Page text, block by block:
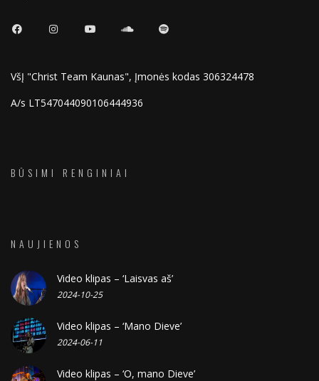
VšĮ "Christ Team Kaunas", Įmonės kodas 306324478
A/s LT547044090106444936
BŪSIMI RENGINIAI
NAUJIENOS
Video klipas – ‘Laisvas aš’
2024-10-25
Video klipas – ‘Mano Dieve’
2024-06-11
Video klipas – ‘O, mano Dieve’